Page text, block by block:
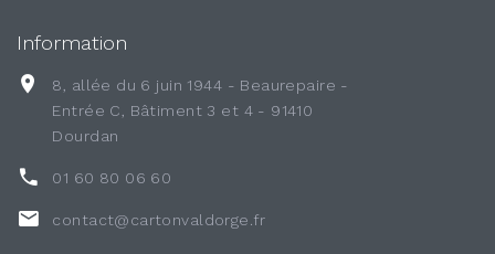
Information
8, allée du 6 juin 1944 - Beaurepaire -
Entrée C, Bâtiment 3 et 4 - 91410
Dourdan
01 60 80 06 60
contact@cartonvaldorge.fr